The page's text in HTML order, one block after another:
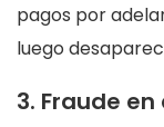
pagos por
luego
3. Fraude